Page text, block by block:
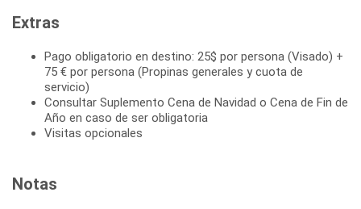
Extras
Pago obligatorio en destino: 25$ por persona (Visado) +
75 € por persona (Propinas generales y cuota de
servicio)
Consultar Suplemento Cena de Navidad o Cena de Fin de
Año en caso de ser obligatoria
Visitas opcionales
Notas